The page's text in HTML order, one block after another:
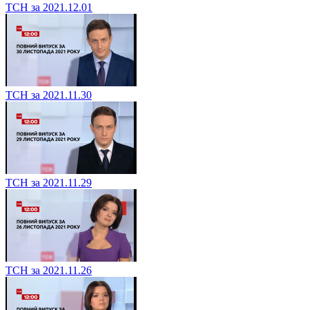
ТСН за 2021.12.01
ТСН за 2021.11.30
ТСН за 2021.11.29
ТСН за 2021.11.26